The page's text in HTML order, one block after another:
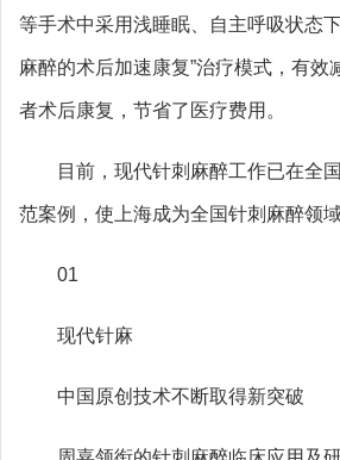
等手术中采用浅睡眠、自主呼吸状态
麻醉的术后加速康复”治疗模式，有
者术后康复，节省了医疗费用。
目前，现代针刺麻醉工作已在全
范案例，使上海成为全国针刺麻醉领域
01
现代针麻
中国原创技术不断取得新突破